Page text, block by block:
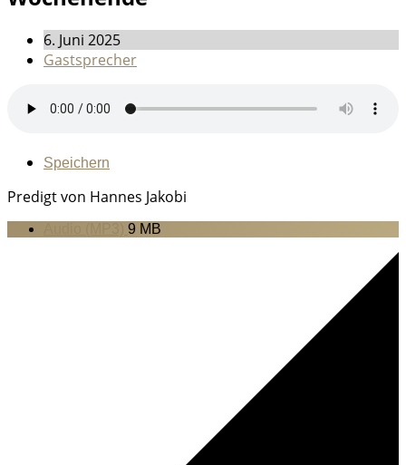
6. Juni 2025
Gastsprecher
Speichern
Predigt von Hannes Jakobi
9 MB